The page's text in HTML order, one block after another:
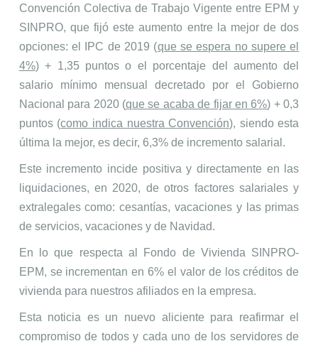
Convención Colectiva de Trabajo Vigente entre EPM y
SINPRO, que fijó este aumento entre la mejor de dos
opciones: el IPC de 2019 (que se espera no supere el
4%)+ 1,35 puntos o el porcentaje del aumento del
salario mínimo mensual decretado por el Gobierno
Nacional para 2020 (que se acaba de fijar en 6%) + 0,3
puntos (como indica nuestra Convención), siendo esta
última la mejor, es decir, 6,3% de incremento salarial.
Este incremento incide positiva y directamente en las
liquidaciones, en 2020, de otros factores salariales y
extralegales como: cesantías, vacaciones y las primas
de servicios, vacaciones y de Navidad.
En lo que respecta al Fondo de Vivienda SINPRO-
EPM, se incrementan en 6% el valor de los créditos de
vivienda para nuestros afiliados en la empresa.
Esta noticia es un nuevo aliciente para reafirmar el
compromiso de todos y cada uno de los servidores de